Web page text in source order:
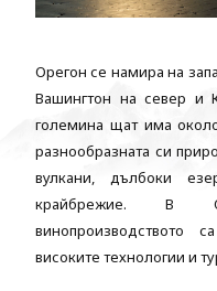
Орегон се намира на
Вашингтон на север и
големина щат има
разнообразната си
вулкани, дълбоки
крайбрежие. В
високите технологии и